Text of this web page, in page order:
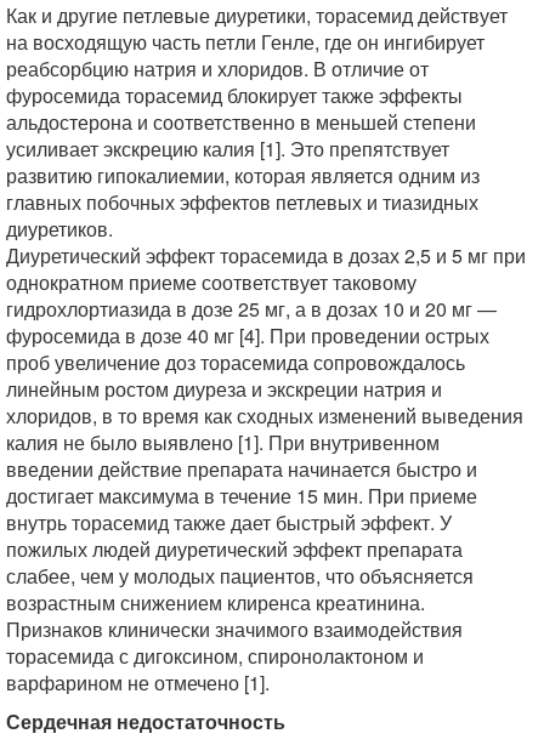
Как и другие петлевые диуретики, торасемид действует
на восходящую часть петли Генле, где он ингибирует
реабсорбцию натрия и хлоридов. В отличие от
фуросемида торасемид блокирует также эффекты
альдостерона и соответственно в меньшей степени
усиливает экскрецию калия [1]. Это препятствует
развитию гипокалиемии, которая является одним из
главных побочных эффектов петлевых и тиазидных
диуретиков.
Диуретический эффект торасемида в дозах 2,5 и 5 мг при
однократном приеме соответствует таковому
гидрохлортиазида в дозе 25 мг, а в дозах 10 и 20 мг —
фуросемида в дозе 40 мг [4]. При проведении острых
проб увеличение доз торасемида сопровождалось
линейным ростом диуреза и экскреции натрия и
хлоридов, в то время как сходных изменений выведения
калия не было выявлено [1]. При внутривенном
введении действие препарата начинается быстро и
достигает максимума в течение 15 мин. При приеме
внутрь торасемид также дает быстрый эффект. У
пожилых людей диуретический эффект препарата
слабее, чем у молодых пациентов, что объясняется
возрастным снижением клиренса креатинина.
Признаков клинически значимого взаимодействия
торасемида с дигоксином, спиронолактоном и
варфарином не отмечено [1].
Сердечная недостаточность